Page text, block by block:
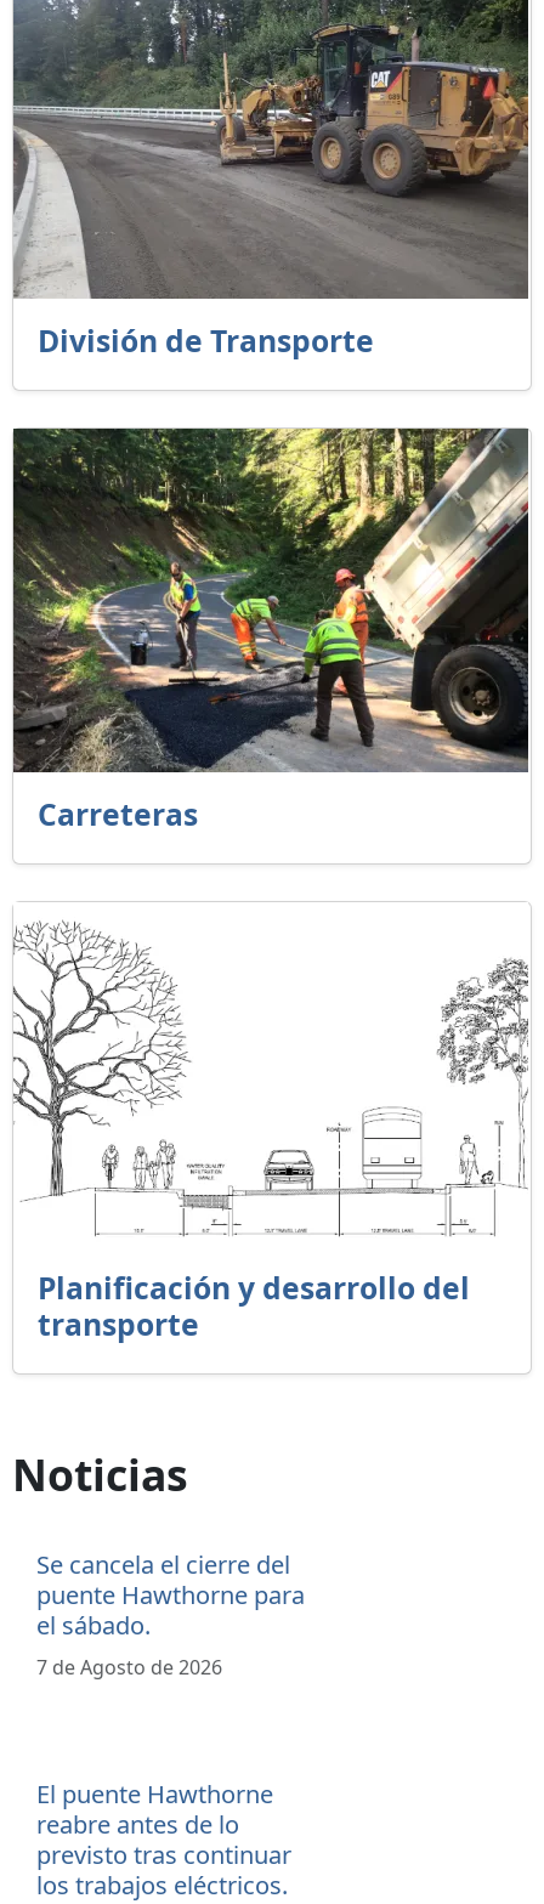
División de Transporte
Carreteras
Planificación y desarrollo del
transporte
Noticias
Se cancela el cierre del
puente Hawthorne para
el sábado.
7 de Agosto de 2026
El puente Hawthorne
reabre antes de lo
previsto tras continuar
los trabajos eléctricos.